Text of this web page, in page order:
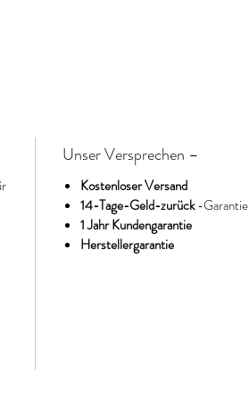
Unser Versprechen –
Kostenloser Versand
14-Tage-Geld-zurück-Garantie
1 Jahr Kundengarantie
Herstellergarantie